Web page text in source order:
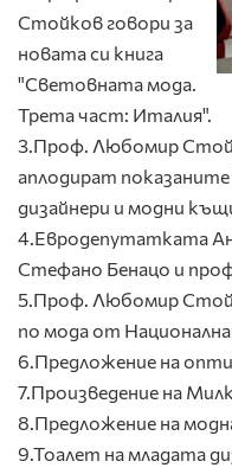
Стойков говори за
новата си книга
"Световната мода.
Трета част: Италия".
3.Проф. Любомир
аплодират показаните
дизайнери и модни
4.Евродепутатката
Стефано Бенацо и
5.Проф. Любомир
по мода от
6.Предложение на
7.Произведение на
8.Предложение на
9.Тоалет на младата